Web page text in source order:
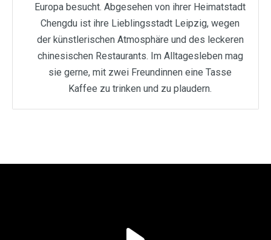
Europa besucht. Abgesehen von ihrer Heimatstadt
Chengdu ist ihre Lieblingsstadt Leipzig, wegen
der künstlerischen Atmosphäre und des leckeren
chinesischen Restaurants. Im Alltagesleben mag
sie gerne, mit zwei Freundinnen eine Tasse
Kaffee zu trinken und zu plaudern.